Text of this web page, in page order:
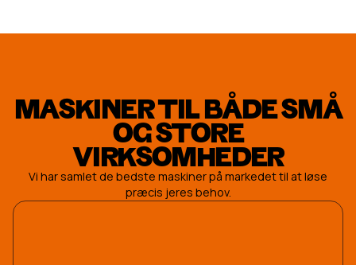
MASKINER TIL BÅDE SMÅ
OG STORE
VIRKSOMHEDER
Vi har samlet de bedste maskiner på markedet til at løse
præcis jeres behov.